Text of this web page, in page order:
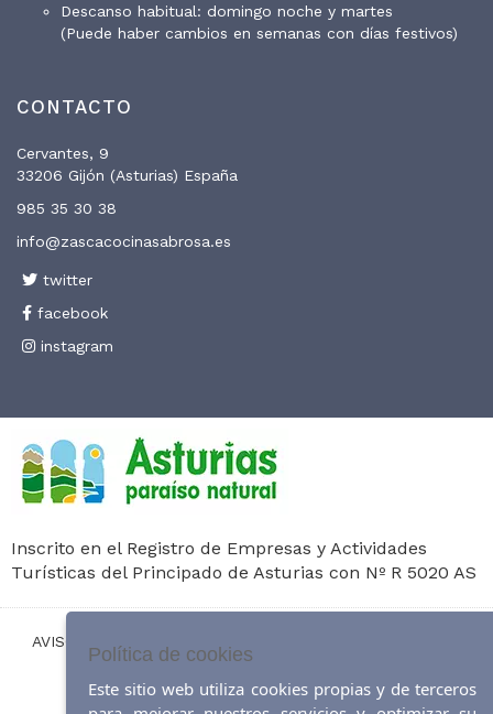
Descanso habitual: domingo noche y martes
(Puede haber cambios en semanas con días festivos)
CONTACTO
Cervantes, 9
33206 Gijón (Asturias) España
985 35 30 38
info@zascacocinasabrosa.es
twitter
facebook
instagram
Inscrito en el Registro de Empresas y Actividades
Turísticas del Principado de Asturias con Nº R 5020 AS
AVISO LEGAL
ACCESIBILIDAD
Política de cookies
Este sitio web utiliza cookies propias y de terceros